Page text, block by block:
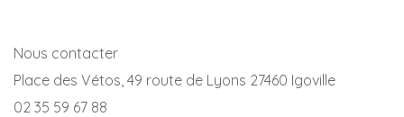
Nous contacter
Place des Vétos, 49 route de Lyons 27460 Igoville
02 35 59 67 88